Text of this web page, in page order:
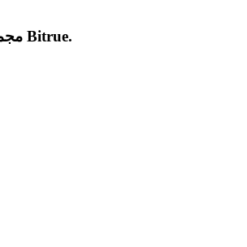
Bitrue.